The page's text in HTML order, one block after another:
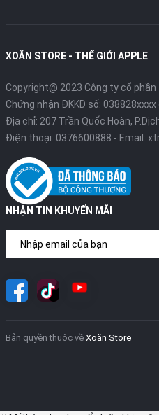
XOĂN STORE - THẾ GIỚI APPLE
Copyright@ 2023 Công ty cổ
Chứng nhận ĐKKD số:
Địa chỉ: 207 Trần Quốc Hoàn,
Điện thoại: 0376600888 - Email:
NHẬN TIN KHUYẾN MÃI
Bản quyền thuộc về Xoăn Store